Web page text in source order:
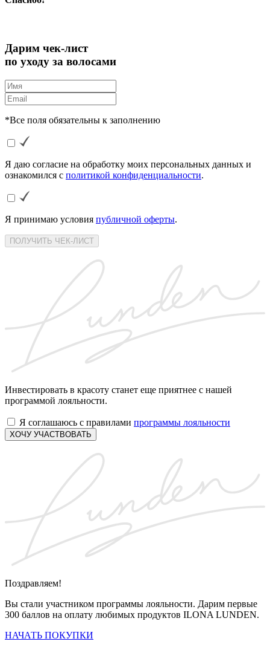
Дарим чек-лист
по уходу за волосами
*Все поля обязательны к заполнению
Я даю согласие на обработку моих персональных данных и
ознакомился с политикой конфиденциальности.
Я принимаю условия публичной оферты.
ПОЛУЧИТЬ ЧЕК-ЛИСТ
Инвестировать в красоту станет еще приятнее с нашей
программой лояльности.
Я соглашаюсь с правилами программы лояльности
ХОЧУ УЧАСТВОВАТЬ
Поздравляем!
Вы стали участником программы лояльности. Дарим первые
300 баллов на оплату любимых продуктов ILONA LUNDEN.
НАЧАТЬ ПОКУПКИ